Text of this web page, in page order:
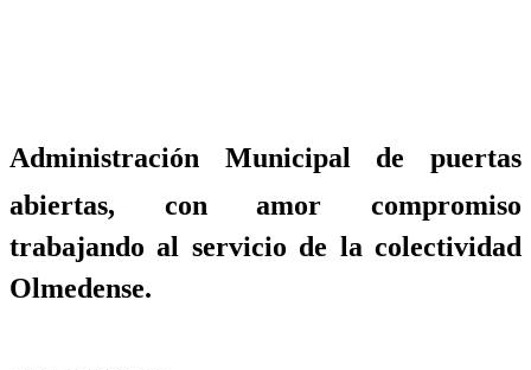
Administración Municipal de puertas
abiertas, con amor compromiso
trabajando al servicio de la colectividad
Olmedense.